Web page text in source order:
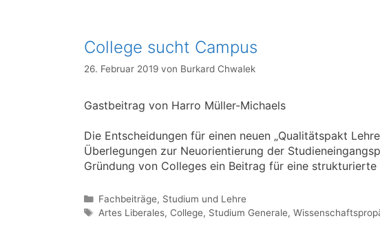
College sucht Campus
26. Februar 2019 von Burkard Chwalek
Gastbeitrag von Harro Müller-Michaels
Die Entscheidungen für einen neuen „Qualitätspakt
Überlegungen zur Neuorientierung der
Gründung von Colleges ein Beitrag für eine strukturierte
Kategorien
Fachbeiträge, Studium und Lehre
Schlagwörter
Artes Liberales, College, Studium Generale,